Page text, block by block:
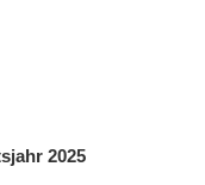
2025